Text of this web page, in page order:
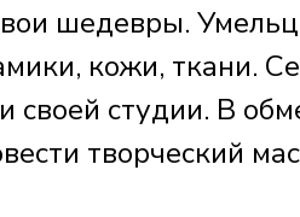
шедевры.
кожи, ткани.
своей студии. В
творческий